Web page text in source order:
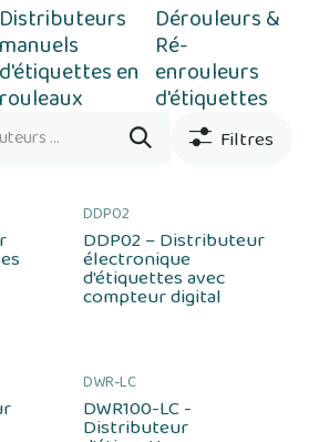
Distributeurs
manuels
d'étiquettes en
rouleaux
Dérouleurs &
Ré-
enrouleurs
d'étiquettes
Filtres
DDP02
DDP02 – Distributeur
électronique
d'étiquettes avec
compteur digital
DWR-LC
DWR100-LC -
Distributeur